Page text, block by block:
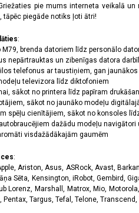
pie mums interneta veikalā
piegāde notiks ļoti ātri!
:
brenda datoriem līdz personālo
nepārtrauktas un zibenīgas datora
telefonus ar taustiņiem, gan
televizora līdz diktofoniem
sākot no printera līdz papīram
sākot no jaunāko modeļu
spēļu cienītājiem, sākot no konsoles
dažādu modeļu navigātori
visdažādākajām gaumēm
:
Ariston, Asus, ASRock, Avast,
Sēta, Kensington, iRobot, Gembird,
Lorenz, Marshall, Matrox, Mio,
Targus, Tefal, Telone,